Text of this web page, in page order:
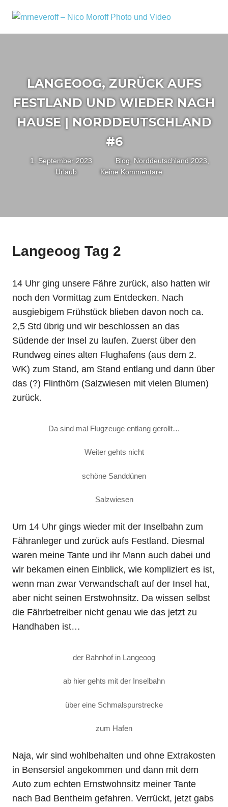
Inhalt
PHOTO
UND
um
mich,
mein
meine
LANGEOOG, ZURÜCK AUFS
FESTLAND UND WIEDER NACH
HAUSE | NORDDEUTSCHLAND
#6
1. September 2023 Nico
Blog, Norddeutschland 2023,
Urlaub
Keine Kommentare
Langeoog Tag 2
14 Uhr ging unsere Fähre zurück, also hatten wir
noch den Vormittag zum Entdecken. Nach
ausgiebigem Frühstück blieben davon noch ca.
2,5 Std übrig und wir beschlossen an das
Südende der Insel zu laufen. Zuerst über den
Rundweg eines alten Flughafens (aus dem 2.
WK) zum Stand, am Stand entlang und dann über
das (?) Flinthörn (Salzwiesen mit vielen Blumen)
zurück.
Da sind mal Flugzeuge entlang gerollt…
Weiter gehts nicht
schöne Sanddünen
Salzwiesen
Um 14 Uhr gings wieder mit der Inselbahn zum
Fähranleger und zurück aufs Festland. Diesmal
waren meine Tante und ihr Mann auch dabei und
wir bekamen einen Einblick, wie kompliziert es ist,
wenn man zwar Verwandschaft auf der Insel hat,
aber nicht seinen Erstwohnsitz. Da wissen selbst
die Fährbetreiber nicht genau wie das jetzt zu
Handhaben ist…
der Bahnhof in Langeoog
ab hier gehts mit der Inselbahn
über eine Schmalspurstrecke
zum Hafen
Naja, wir sind wohlbehalten und ohne Extrakosten
in Bensersiel angekommen und dann mit dem
Auto zum echten Ernstwohnsitz meiner Tante
nach Bad Bentheim gefahren. Verrückt, jetzt gabs